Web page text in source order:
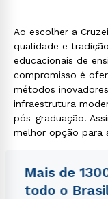
Ao escolher a
qualidade e
educacionais de
compromisso é
métodos
infraestrutura
pós-graduação.
melhor opção para
Mais de
todo o